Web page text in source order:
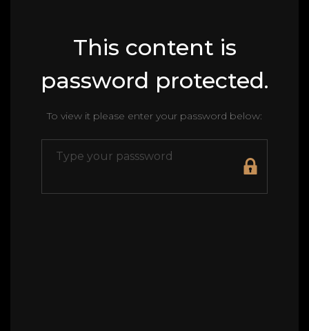
This content is
password protected.
To view it please enter your password below: